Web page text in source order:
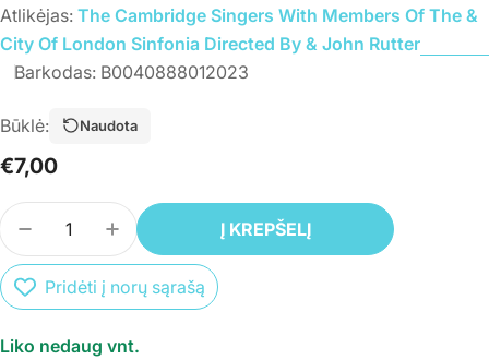
Atlikėjas: The Cambridge Singers With Members Of The &
City Of London Sinfonia Directed By & John Rutter
Barkodas: B0040888012023
Būklė: Naudota
Įprasta
€7,00
Kiekis
SUMAŽINTI PREKĖS CD THE CAMBRIDGE
PADIDINTI PREKĖS CD THE
Į KREPŠELĮ
Pridėti į norų sąrašą
Liko nedaug vnt.